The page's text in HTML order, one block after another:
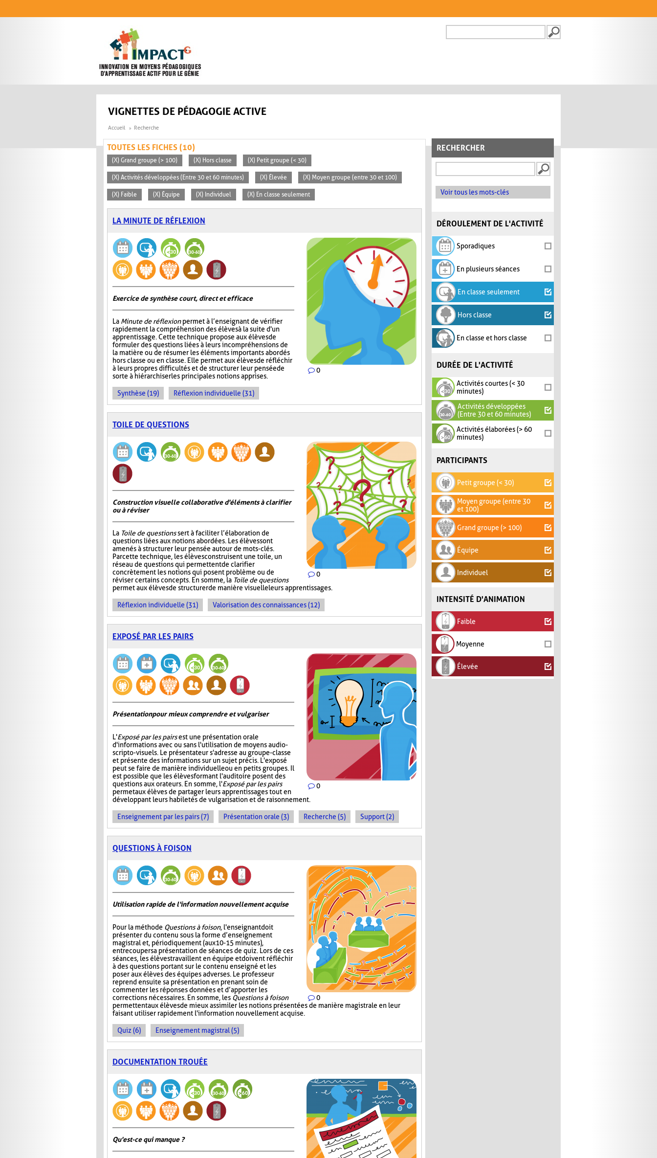
FORMULAIRE DE
VIGNETTES DE PÉDAGOGIE ACTIVE
Accueil Recherche
RECHERCHER
Voir tous les mots-clés
DÉROULEMENT DE L'ACTIVITÉ
Sporadiques
En plusieurs séances
En classe seulement
Hors classe
En classe et hors classe
DURÉE DE L'ACTIVITÉ
Activités courtes (< 30
minutes)
Activités développées
(Entre 30 et 60 minutes)
Activités élaborées (> 60
minutes)
PARTICIPANTS
Petit groupe (< 30)
Moyen groupe (entre 30
et 100)
Grand groupe (> 100)
Équipe
Individuel
INTENSITÉ D'ANIMATION
Faible
Moyenne
Élevée
TOUTES LES FICHES (10)
(X) Grand groupe (> 100) (X) Hors classe (X) Petit groupe (< 30)
(X) Activités développées (Entre 30 et 60 minutes) (X) Élevée (X) Moyen groupe (entre 30 et 100)
(X) Faible (X) Équipe (X) Individuel (X) En classe seulement
LA MINUTE DE RÉFLEXION
0
Exercice de synthèse court, direct et efficace
La Minute de réflexionpermet à l’enseignant de vérifier
rapidement la compréhension des élèves à la suite d'un
apprentissage. Cette technique propose aux élèves de
formuler des questions liées à leurs incompréhensions de
la matière ou de résumer les éléments importants abordés
hors classe ou en classe. Elle permet aux élèves de réfléchir
à leurs propres difficultés et de structurer leur pensée de
sorte à hiérarchiser les principales notions apprises.
Synthèse (19) Réflexion individuelle (31)
TOILE DE QUESTIONS
0
Construction visuelle collaborative d'éléments à clarifier
ou à réviser
La Toile de questionssert à faciliter l’élaboration de
questions liées aux notions abordées. Les élèves sont
amenés à structurer leur pensée autour de mots-clés.
Par cette technique, les élèves construisent une toile, un
réseau de questions qui permettent de clarifier
concrètement les notions qui posent problème ou de
réviser certains concepts. En somme, la Toile de questions
permet aux élèves de structurer de manière visuelle leurs apprentissages.
Réflexion individuelle (31) Valorisation des connaissances (12)
EXPOSÉ PAR LES PAIRS
0
Présentation pour mieux comprendre et vulgariser
L'Exposé par les pairsest une présentation orale
d'informations avec ou sans l'utilisation de moyens audio-
scripto-visuels. Le présentateur s'adresse au groupe-classe
et présente des informations sur un sujet précis. L'exposé
peut se faire de manière individuelle ou en petits groupes. Il
est possible que les élèves formant l'auditoire posent des
questions aux orateurs. En somme, l'Exposé par les pairs
permet aux élèves de partager leurs apprentissages tout en
développant leurs habiletés de vulgarisation et de raisonnement.
Enseignement par les pairs (7) Présentation orale (3) Recherche (5) Support (2)
QUESTIONS À FOISON
0
Utilisation rapide de l'information nouvellement acquise
Pour la méthode Questions à foison, l'enseignant doit
présenter du contenu sous la forme d’enseignement
magistral et, périodiquement (aux 10-15 minutes),
entrecouper sa présentation de séances de quiz. Lors de ces
séances, les élèves travaillent en équipe et doivent réfléchir
à des questions portant sur le contenu enseigné et les
poser aux élèves des équipes adverses. Le professeur
reprend ensuite sa présentation en prenant soin de
commenter les réponses données et d’apporter les
corrections nécessaires. En somme, les Questions à foison
permettent aux élèves de mieux assimiler les notions présentées de manière magistrale en leur
faisant utiliser rapidement l'information nouvellement acquise.
Quiz (6) Enseignement magistral (5)
DOCUMENTATION TROUÉE
Qu'est-ce qui manque ?